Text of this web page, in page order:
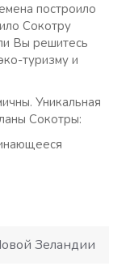
построило
Сокотру
Вы решитесь
туризму и
Уникальная
Сокотры:
Зеландии